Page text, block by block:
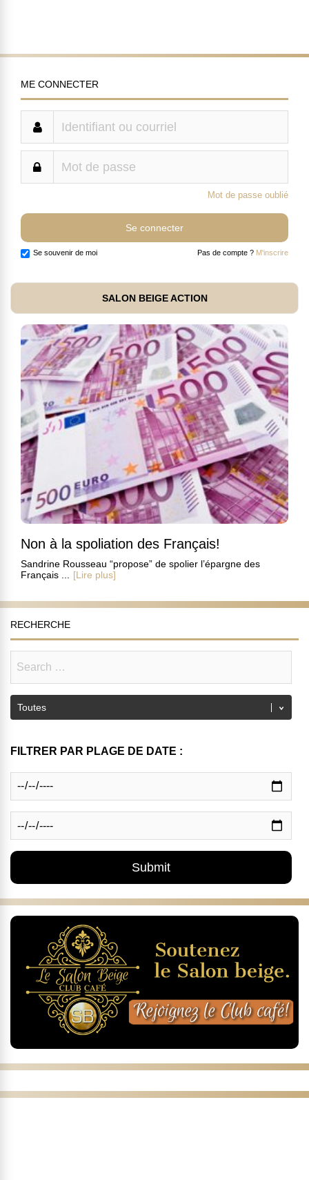
ME CONNECTER
Mot de passe oublié
Se souvenir de moi Pas de compte ? M'inscrire
SALON BEIGE ACTION
Non à la spoliation des Français!
Sandrine Rousseau “propose” de spolier l’épargne des
Français ...
[Lire plus]
RECHERCHE
FILTRER PAR PLAGE DE DATE :